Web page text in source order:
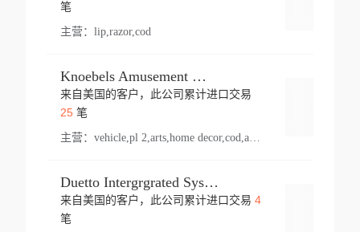
笔
主营： lip,razor,cod
Knoebels Amusement Resort
来自美国的客户，此公司累计进口交易
25笔
主营： vehicle,pl 2,arts,home decor,cod,amusement ride,sea
Duetto Intergrgrated Systems Inc.
来自美国的客户，此公司累计进口交易 4
笔